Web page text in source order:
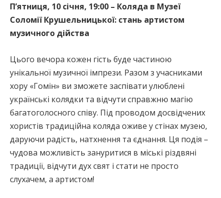
П’ятниця, 10 січня, 19:00 – Коляда в Музеї
Соломії Крушельницької: стань артистом
музичного дійства
Цього вечора кожен гість буде частиною
унікальної музичної імпрези. Разом з учасниками
хору «Гомін» ви зможете заспівати улюблені
українські колядки та відчути справжню магію
багатоголосного співу. Під проводом досвідчених
хористів традиційна коляда оживе у стінах музею,
даруючи радість, натхнення та єднання. Ця подія –
чудова можливість зануритися в міські різдвяні
традиції, відчути дух свят і стати не просто
слухачем, а артистом!